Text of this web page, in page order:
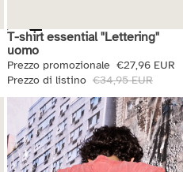
Saldi
T-shirt essential "Lettering"
uomo
Prezzo promozionale €27,96 EUR
Prezzo di listino €34,95 EUR